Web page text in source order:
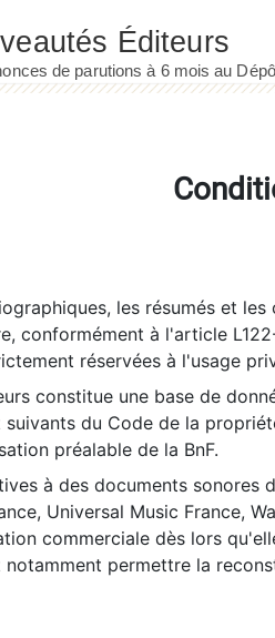
les résumés et
conformément à l'article
réservées à l'usage
constitue une base de
suivants du Code de la
préalable de la BnF.
à des documents sonores
Universal Music France,
commerciale dès lors
notamment permettre la